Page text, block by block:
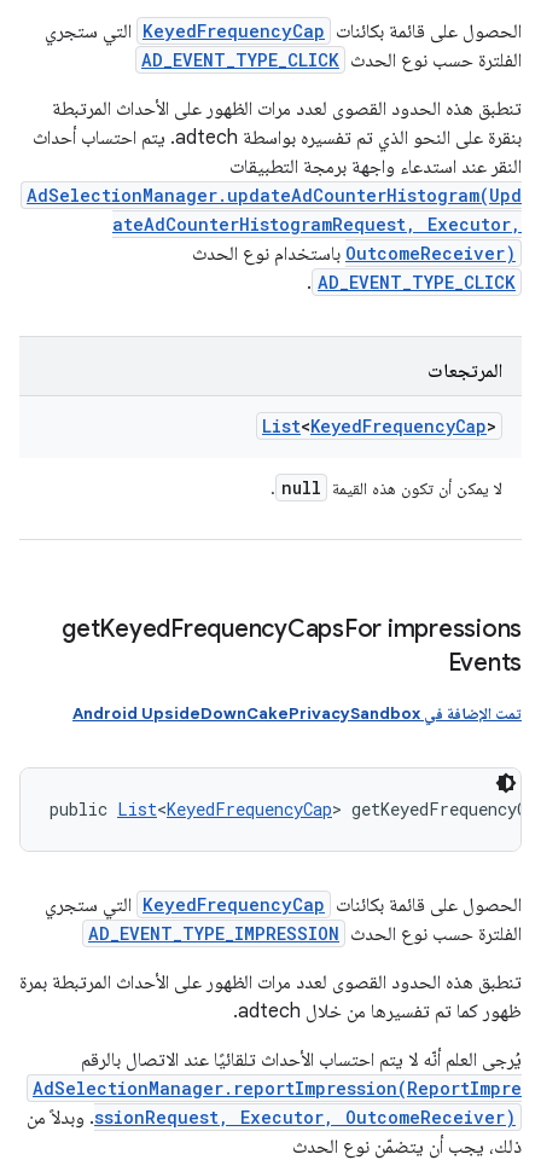
الحصول على قائمة بكائنات KeyedFrequencyCap التي ستجري
الفلترة حسب نوع الحدث AD_EVENT_TYPE_CLICK
تنطبق هذه الحدود القصوى لعدد مرات الظهور على الأحداث المرتبطة
بنقرة على النحو الذي تم تفسيره بواسطة adtech. يتم احتساب أحداث
النقر عند استدعاء واجهة برمجة التطبيقات
AdSelectionManager.updateAdCounterHistogram(Upd
ateAdCounterHistogramRequest, Executor,
OutcomeReceiver) باستخدام نوع الحدث
AD_EVENT_TYPE_CLICK
.
المرتجعات
List<KeyedFrequencyCap>
لا يمكن أن تكون هذه القيمة null
.
getKeyedFrequencyCapsFor impressions
Events
تمت الإضافة في Android UpsideDownCakePrivacySandbox
public List<KeyedFrequencyCap>
الحصول على قائمة بكائنات KeyedFrequencyCap التي ستجري
الفلترة حسب نوع الحدث AD_EVENT_TYPE_IMPRESSION
تنطبق هذه الحدود القصوى لعدد مرات الظهور على الأحداث المرتبطة بمرة
ظهور كما تم تفسيرها من خلال adtech.
يُرجى العلم أنّه لا يتم احتساب الأحداث تلقائيًا عند الاتصال بالرقم
AdSelectionManager.reportImpression(ReportImpre
ssionRequest, Executor, OutcomeReceiver). وبدلاً من
ذلك، يجب أن يتضمّن نوع الحدث